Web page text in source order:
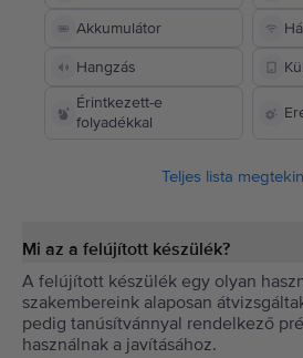
Akkumulátor
Hangzás
Érintkezett-e
folyadékkal
Teljes lista
Mi az a felújított készülék?
A felújított készülék egy olyan
szakembereink alaposan
pedig tanúsítvánnyal rendelkező
használnak a javításához.